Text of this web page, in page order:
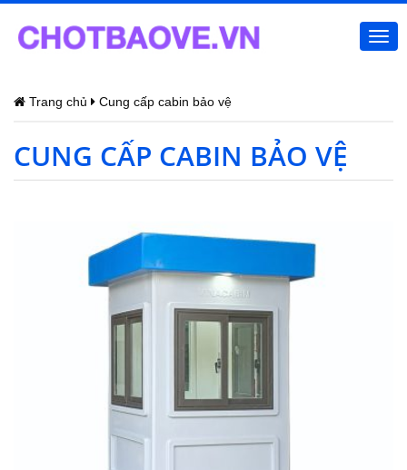
Trang chủ Cung cấp cabin bảo vệ
CUNG CẤP CABIN BẢO VỆ